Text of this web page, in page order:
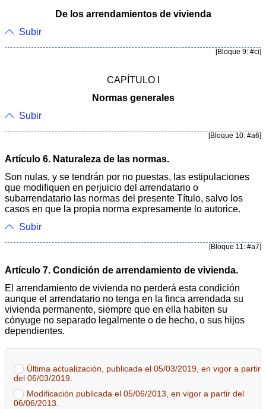
De los arrendamientos de vivienda
Subir
[Bloque 9: #ci]
CAPÍTULO I
Normas generales
Subir
[Bloque 10: #a6]
Artículo 6. Naturaleza de las normas.
Son nulas, y se tendrán por no puestas, las estipulaciones
que modifiquen en perjuicio del arrendatario o
subarrendatario las normas del presente Título, salvo los
casos en que la propia norma expresamente lo autorice.
Subir
[Bloque 11: #a7]
Artículo 7. Condición de arrendamiento de vivienda.
El arrendamiento de vivienda no perderá esta condición
aunque el arrendatario no tenga en la finca arrendada su
vivienda permanente, siempre que en ella habiten su
cónyuge no separado legalmente o de hecho, o sus hijos
dependientes.
Última actualización, publicada el 05/03/2019, en vigor a partir
del 06/03/2019.
Modificación publicada el 05/06/2013, en vigor a partir del
06/06/2013.